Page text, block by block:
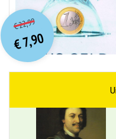
€22,99O
orspr
onkelijke
prijs
was:
€ 22,99.
€7,90
Huidige
prijs
is:
€ 7,90.